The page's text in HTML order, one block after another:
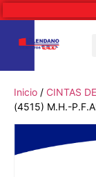
Inicio / CINTAS
(4515) M.H.-